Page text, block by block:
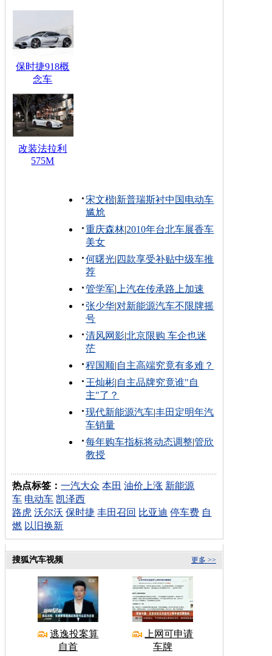
保时捷918概
念车
改装法拉利
575M
宋文楷|新普瑞斯衬中国电动车
尴尬
重庆森林|2010年台北车展香车
美女
何曙光| 四款享受补贴中级车推
荐
管学军| 上汽在传承路上加速
张少华|对新能源汽车不限牌摇
号
清风网影|北京限购 车企也迷
茫
程国顺|自主高端究竟有多难？
王灿彬|自主品牌究竟谁"自
主"了？
现代新能源汽车|丰田定明年汽
车销量
每年购车指标将动态调整|管欣
教授
热点标签：一汽大众 本田 油价上涨 新能源
车 电动车 凯泽西
路虎 沃尔沃 保时捷 丰田召回 比亚迪 停车费 自
燃 以旧换新
更多 >>
搜狐汽车视频
逃逸投案算
自首
上网可申请
车牌